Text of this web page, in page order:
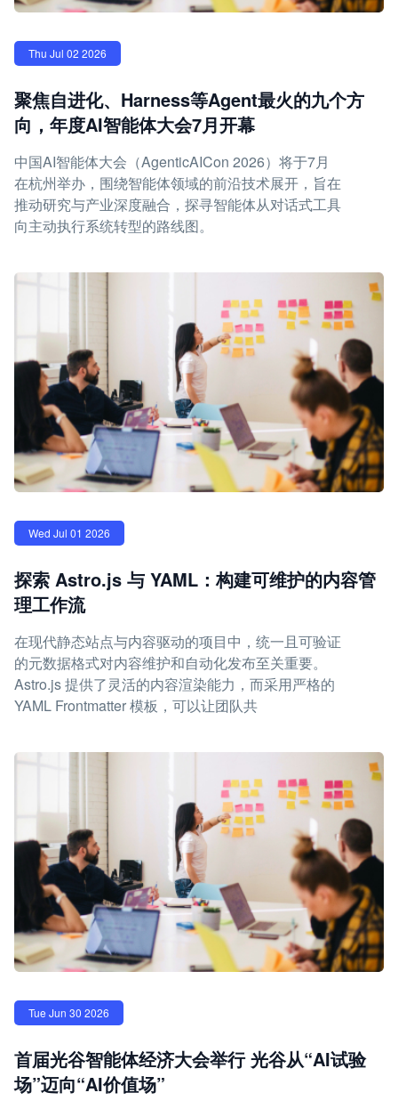
Thu Jul 02 2026
聚焦自进化、Harness等Agent最火的九个方
向，年度AI智能体大会7月开幕
中国AI智能体大会（AgenticAICon 2026）将于7月
在杭州举办，围绕智能体领域的前沿技术展开，旨在
推动研究与产业深度融合，探寻智能体从对话式工具
向主动执行系统转型的路线图。
Wed Jul 01 2026
探索 Astro.js 与 YAML：构建可维护的内容管
理工作流
在现代静态站点与内容驱动的项目中，统一且可验证
的元数据格式对内容维护和自动化发布至关重要。
Astro.js 提供了灵活的内容渲染能力，而采用严格的
YAML Frontmatter 模板，可以让团队共
Tue Jun 30 2026
首届光谷智能体经济大会举行 光谷从“AI试验
场”迈向“AI价值场”